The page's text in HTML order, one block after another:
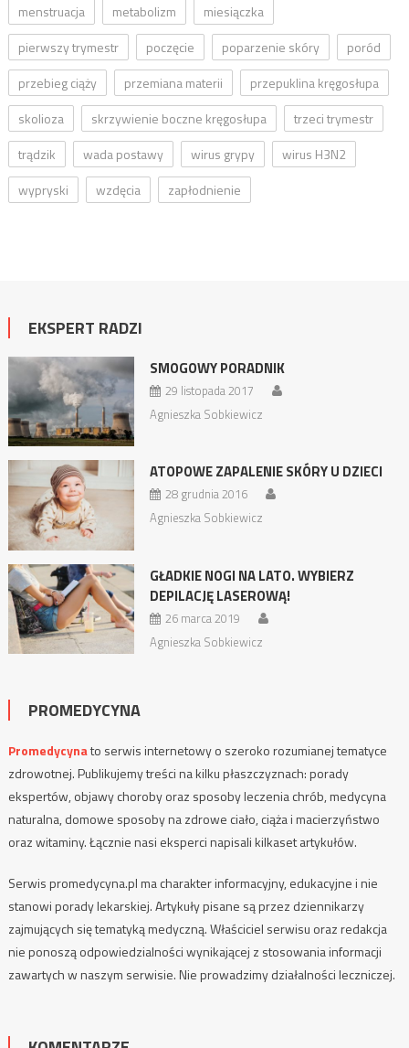
menstruacja
metabolizm
miesiączka
pierwszy trymestr
poczęcie poparzenie skóry
poród
przebieg ciąży
przemiana materii
przepuklina kręgosłupa
skolioza
skrzywienie boczne kręgosłupa
trzeci trymestr
trądzik
wada postawy wirus grypy
wirus H3N2
wypryski
wzdęcia zapłodnienie
EKSPERT RADZI
SMOGOWY PORADNIK
29 listopada 2017
Agnieszka Sobkiewicz
ATOPOWE ZAPALENIE SKÓRY U DZIECI
28 grudnia 2016
Agnieszka Sobkiewicz
GŁADKIE NOGI NA LATO. WYBIERZ
DEPILACJĘ LASEROWĄ!
26 marca 2019
Agnieszka Sobkiewicz
PROMEDYCYNA
Promedycynato serwis internetowy o szeroko rozumianej tematyce
zdrowotnej. Publikujemy treści na kilku płaszczyznach: porady
ekspertów, objawy choroby oraz sposoby leczenia chrób, medycyna
naturalna, domowe sposoby na zdrowe ciało, ciąża i macierzyństwo
oraz witaminy. Łącznie nasi eksperci napisali kilkaset artykułów.
Serwis promedycyna.pl ma charakter informacyjny, edukacyjne i nie
stanowi porady lekarskiej. Artykuły pisane są przez dziennikarzy
zajmujących się tematyką medyczną. Właściciel serwisu oraz redakcja
nie ponoszą odpowiedzialności wynikającej z stosowania informacji
zawartych w naszym serwisie. Nie prowadzimy działalności leczniczej.